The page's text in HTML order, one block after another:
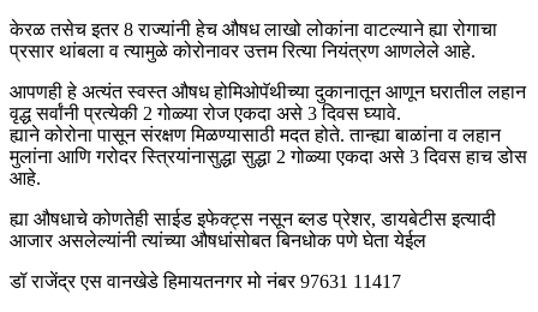
केरळ तसेच इतर 8 राज्यांनी हेच औषध लाखो लोकांना वाटल्याने ह्या रोगाचा
प्रसार थांबला व त्यामुळे कोरोनावर उत्तम रित्या नियंत्रण आणलेले आहे.
आपणही हे अत्यंत स्वस्त औषध होमिओपॅथीच्या दुकानातून आणून घरातील लहान
वृद्ध सर्वांनी प्रत्येकी 2 गोळ्या रोज एकदा असे 3 दिवस घ्यावे.
ह्याने कोरोना पासून संरक्षण मिळण्यासाठी मदत होते. तान्ह्या बाळांना व लहान
मुलांना आणि गरोदर स्त्रियांनासुद्धा सुद्धा 2 गोळ्या एकदा असे 3 दिवस हाच डोस
आहे.
ह्या औषधाचे कोणतेही साईड इफेक्ट्स नसून ब्लड प्रेशर, डायबेटीस इत्यादी
आजार असलेल्यांनी त्यांच्या औषधांसोबत बिनधोक पणे घेता येईल
डॉ राजेंद्र एस वानखेडे हिमायतनगर मो नंबर 97631 11417